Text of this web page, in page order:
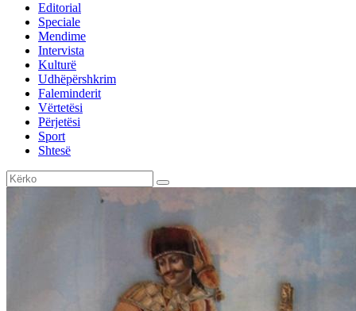
Editorial
Speciale
Mendime
Intervista
Kulturë
Udhëpërshkrim
Faleminderit
Vërtetësi
Përjetësi
Sport
Shtesë